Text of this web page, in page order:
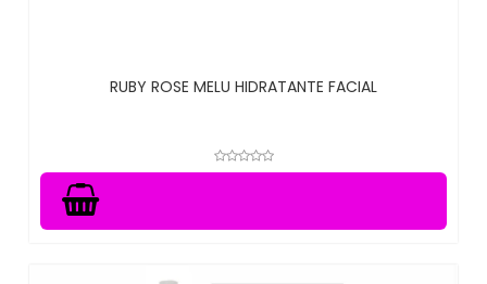
RUBY ROSE MELU HIDRATANTE FACIAL